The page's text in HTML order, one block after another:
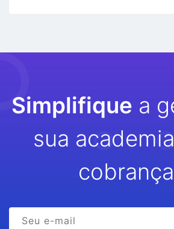
Simplifique a
sua